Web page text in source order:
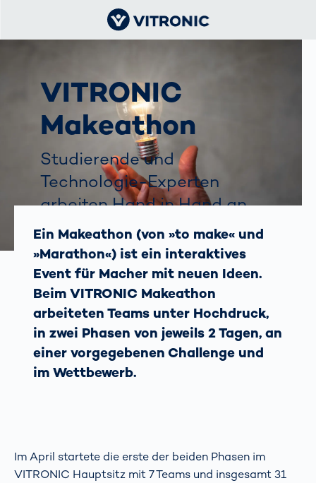
VITRONIC
Makeathon
Studierende und
Technologie-Experten
arbeiten Hand in Hand an
effizienten Lösungen im
Pakettracking.
Ein Makeathon (von »to make« und
»Marathon«) ist ein interaktives
Event für Macher mit neuen Ideen.
Beim VITRONIC Makeathon
arbeiteten Teams unter Hochdruck,
in zwei Phasen von jeweils 2 Tagen, an
einer vorgegebenen Challenge und
im Wettbewerb.
Im April startete die erste der beiden Phasen im
VITRONIC Hauptsitz mit 7 Teams und insgesamt 31